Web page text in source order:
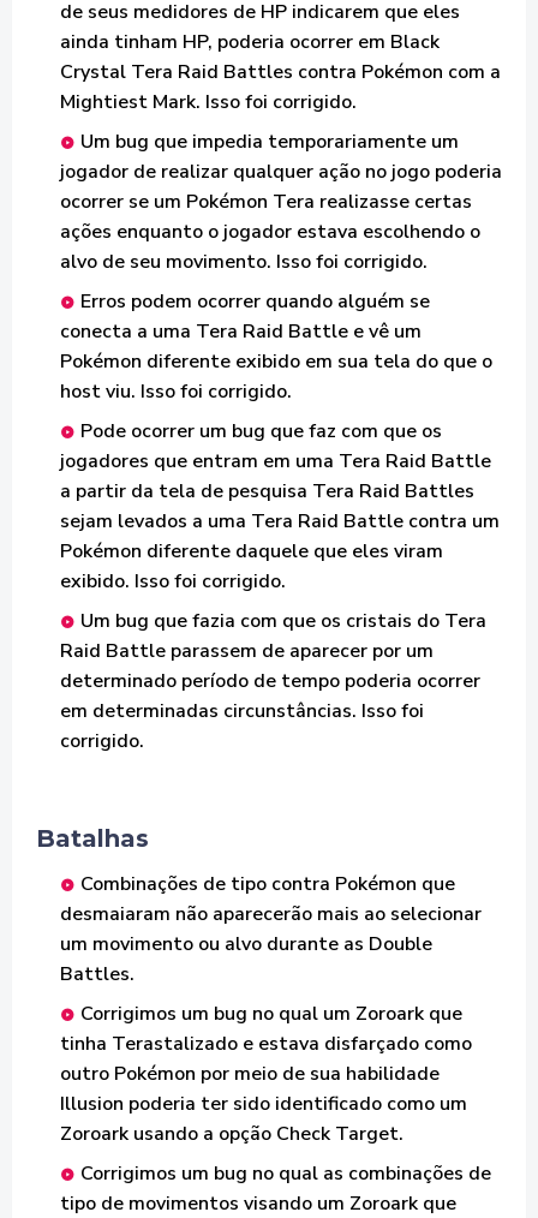
de seus medidores de HP indicarem que eles
ainda tinham HP, poderia ocorrer em Black
Crystal Tera Raid Battles contra Pokémon com a
Mightiest Mark. Isso foi corrigido.
Um bug que impedia temporariamente um
jogador de realizar qualquer ação no jogo poderia
ocorrer se um Pokémon Tera realizasse certas
ações enquanto o jogador estava escolhendo o
alvo de seu movimento. Isso foi corrigido.
Erros podem ocorrer quando alguém se
conecta a uma Tera Raid Battle e vê um
Pokémon diferente exibido em sua tela do que o
host viu. Isso foi corrigido.
Pode ocorrer um bug que faz com que os
jogadores que entram em uma Tera Raid Battle
a partir da tela de pesquisa Tera Raid Battles
sejam levados a uma Tera Raid Battle contra um
Pokémon diferente daquele que eles viram
exibido. Isso foi corrigido.
Um bug que fazia com que os cristais do Tera
Raid Battle parassem de aparecer por um
determinado período de tempo poderia ocorrer
em determinadas circunstâncias. Isso foi
corrigido.
Batalhas
Combinações de tipo contra Pokémon que
desmaiaram não aparecerão mais ao selecionar
um movimento ou alvo durante as Double
Battles.
Corrigimos um bug no qual um Zoroark que
tinha Terastalizado e estava disfarçado como
outro Pokémon por meio de sua habilidade
Illusion poderia ter sido identificado como um
Zoroark usando a opção Check Target.
Corrigimos um bug no qual as combinações de
tipo de movimentos visando um Zoroark que